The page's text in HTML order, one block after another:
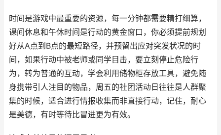
时间是游戏中最重要的资源，每一分钟都需要精打细算，
课间休息和午休时间是行动的黄金窗口，你必须提前规划
好从A点到B点的最短路径，并预留出应对突发状况的时
间，如果行动中被老师或同学目击，要立刻停止危险行
为，转为普通的互动，学会利用储物柜存放工具，避免随
身携带引人注目的物品，周五的社团活动日往往是人群聚
集的时候，适合进行情报收集而非直接行动，记住，耐心
是美德，有时等待比冒进更为有效。